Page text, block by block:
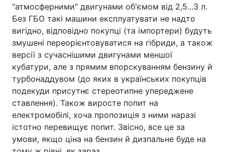
"атмосферними" двигунами об'ємом від 2,5...3 л.
Без ГБО такі машини експлуатувати не надто
вигідно, відповідно покупці (та імпортери) будуть
змушені переорієнтовуватися на гібриди, а також
версії з сучаснішими двигунами меншої
кубатури, але з прямим впорскуванням бензину й
турбонаддувом (до яких в українських покупців
подекуди присутнє стереотипне упереджене
ставлення). Також виросте попит на
електромобілі, хоча пропозиція з ними наразі
істотно перевищує попит. Звісно, все це за
умови, якщо ціна на бензин й дизпальне буде на